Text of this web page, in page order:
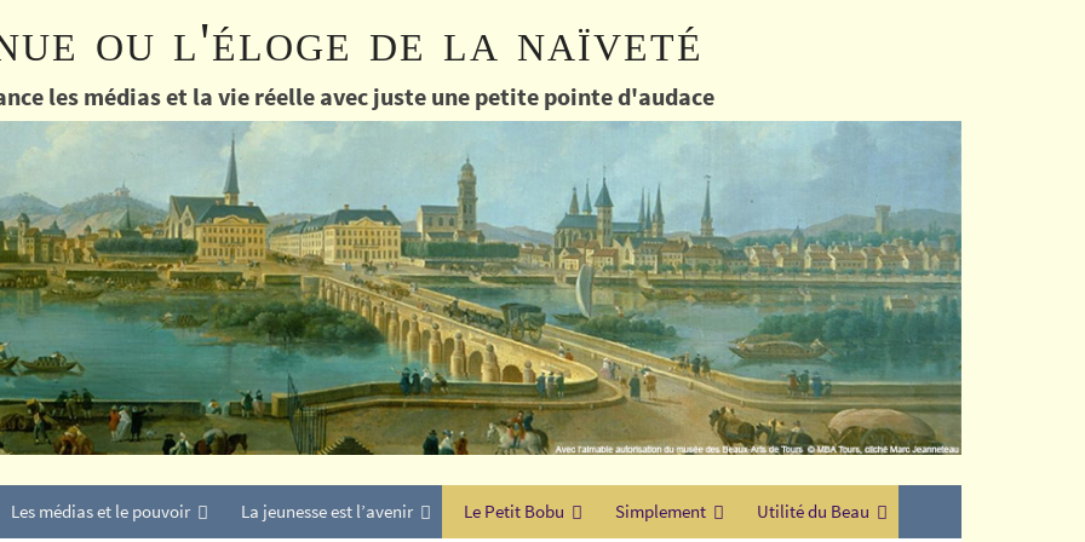
ou l'éloge de la naïveté
les médias et la vie réelle avec juste une petite pointe d'audace
Les médias et le pouvoir La jeunesse est l’avenir Le Petit Bobu Simplement Utilité du Beau